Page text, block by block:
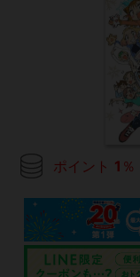
ポイント 1 ％